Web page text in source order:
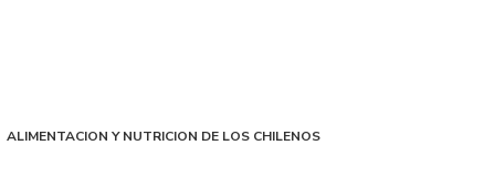
ALIMENTACION Y NUTRICION DE LOS CHILENOS